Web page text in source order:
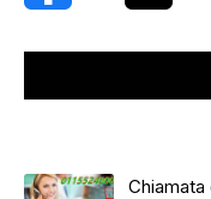
Chiamata